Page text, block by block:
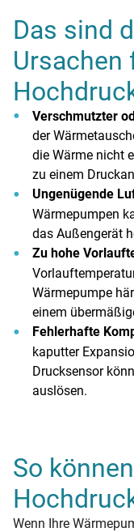
Das sind
Ursachen
Verschmutzter
der
die Wärme nicht
zu einem
Ungenügende
Wärmepumpen
das Außengerät
Zu hohe
Wärmepumpe
einem
Fehlerhafte
kaputter
Drucksensor
auslösen.
So
Wenn Ihre